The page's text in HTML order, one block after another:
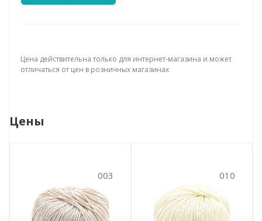
Цена действительна только для интернет-магазина и может
отличаться от цен в розничных магазинах
Цены
003 010